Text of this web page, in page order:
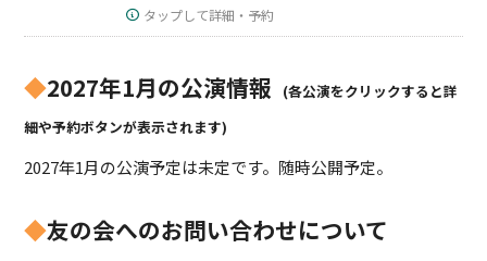
タップして詳細・予約
◆2027年1月の公演情報
(各公演をクリックすると詳
細や予約ボタンが表示されます)
2027年1月の公演予定は未定です。随時公開予定。
◆友の会へのお問い合わせについて